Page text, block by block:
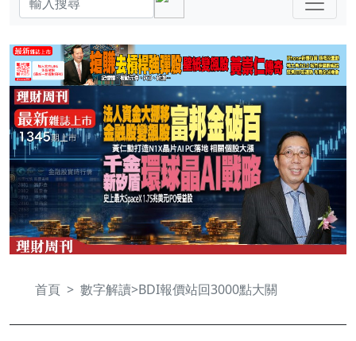
首頁 數字解讀>BDI報價站回3000點大關